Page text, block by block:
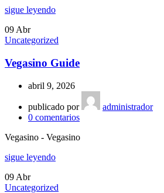
sigue leyendo
09 Abr
Uncategorized
Vegasino Guide
abril 9, 2026
publicado por
administrador
0 comentarios
Vegasino - Vegasino
sigue leyendo
09 Abr
Uncategorized